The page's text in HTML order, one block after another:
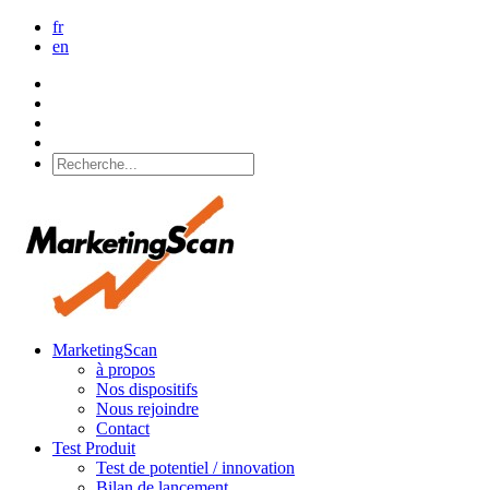
fr
en
MarketingScan
à propos
Nos dispositifs
Nous rejoindre
Contact
Test Produit
Test de potentiel / innovation